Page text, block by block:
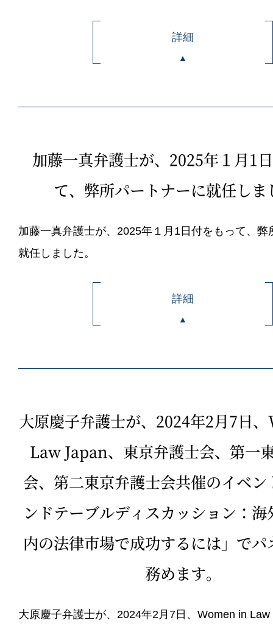
詳細
加藤一真弁護士が、2025年１月1
て、弊所パートナーに就任しま
加藤一真弁護士が、2025年１月1日付をもって、弊
就任しました。
詳細
大原慶子弁護士が、2024年2月7日
Law Japan、東京弁護士会、第一
会、第二東京弁護士会共催のイベン
ンドテーブルディスカッション：海
内の法律市場で成功するには」でパ
務めます。
大原慶子弁護士が、2024年2月7日、Women in